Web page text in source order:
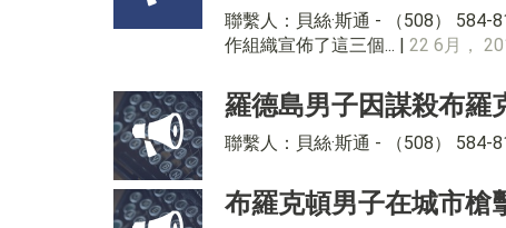
聯繫人：貝絲·斯通 - （508） 584-
作組織宣佈了這三個... | 22 6月，
羅德島男子因謀殺布羅
聯繫人：貝絲·斯通 - （508） 584-
布羅克頓男子在城市槍